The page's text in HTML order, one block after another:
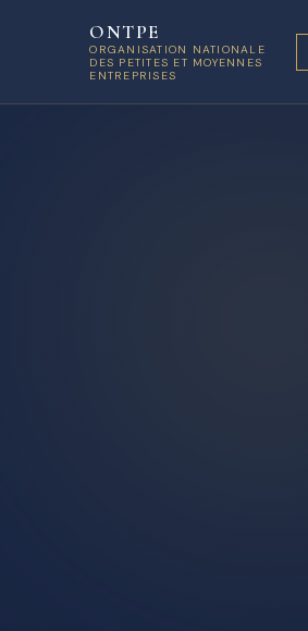
ONTPE
ORGANISATION NATIONALE
DES PETITES ET MOYENNES
ENTREPRISES